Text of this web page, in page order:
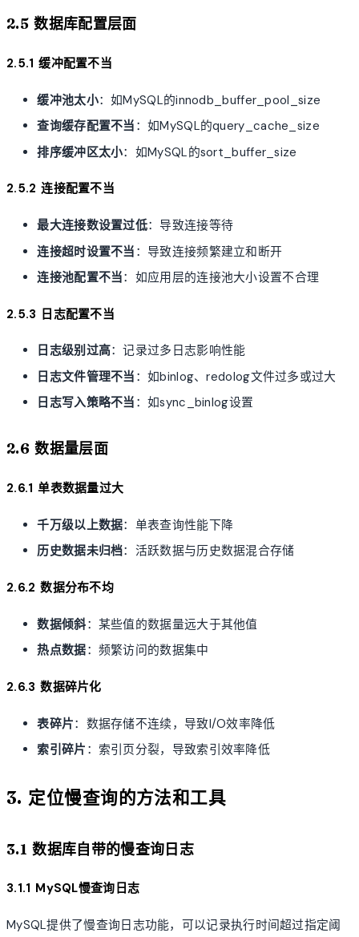
2.5 数据库配置层面
2.5.1 缓冲配置不当
缓冲池太小：如MySQL的innodb_buffer_pool_size
查询缓存配置不当 ：如MySQL的query_cache_size
排序缓冲区太小：如MySQL的sort_buffer_size
2.5.2 连接配置不当
最大连接数设置过低：导致连接等待
连接超时设置不当 ：导致连接频繁建立和断开
连接池配置不当：如应用层的连接池大小设置不合理
2.5.3 日志配置不当
日志级别过高：记录过多日志影响性能
日志文件管理不当 ：如binlog、redolog文件过多或过大
日志写入策略不当 ：如sync_binlog设置
2.6 数据量层面
2.6.1 单表数据量过大
千万级以上数据：单表查询性能下降
历史数据未归档：活跃数据与历史数据混合存储
2.6.2 数据分布不均
数据倾斜：某些值的数据量远大于其他值
热点数据：频繁访问的数据集中
2.6.3 数据碎片化
表碎片：数据存储不连续，导致I/O效率降低
索引碎片 ：索引页分裂，导致索引效率降低
3. 定位慢查询的方法和工具
3.1 数据库自带的慢查询日志
3.1.1 MySQL慢查询日志
MySQL提供了慢查询日志功能，可以记录执行时间超过指定阈